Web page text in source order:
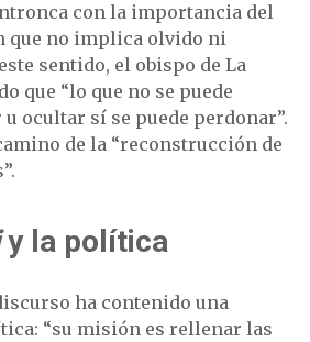
con la importancia del
que no implica olvido ni
sentido, el obispo de La
que “lo que no se puede
ocultar sí se puede perdonar”.
de la “reconstrucción de
y la política
ha contenido una
“su misión es rellenar las